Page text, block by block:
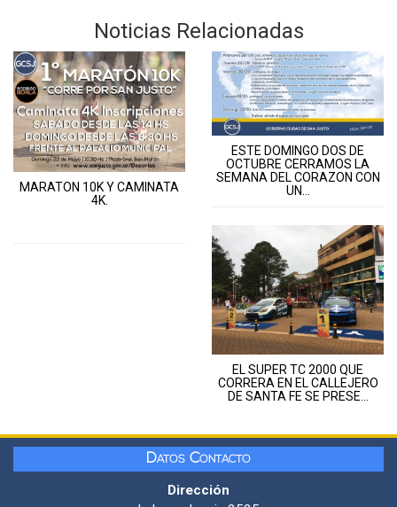
Noticias Relacionadas
MARATON 10K Y CAMINATA
4K.
ESTE DOMINGO DOS DE
OCTUBRE CERRAMOS LA
SEMANA DEL CORAZON CON
UN...
EL SUPER TC 2000 QUE
CORRERA EN EL CALLEJERO
DE SANTA FE SE PRESE...
Datos Contacto
Dirección